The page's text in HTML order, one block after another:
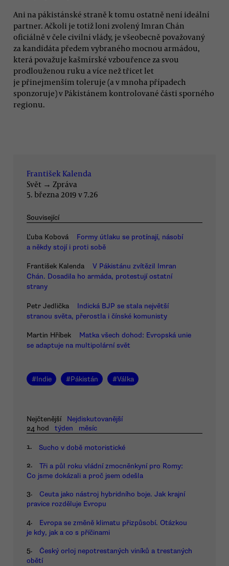
Ani na pákistánské straně k tomu ostatně není ideální
partner. Ačkoli je totiž loni zvolený Imran Chán
oficiálně v čele civilní vlády, je všeobecně považovaný
za kandidáta předem vybraného mocnou armádou,
která považuje kašmírské vzbouřence za svou
prodlouženou ruku a více než třicet let
je přinejmenším toleruje (a v mnoha případech
sponzoruje) v Pákistánem kontrolované části sporného
regionu.
František Kalenda
Svět → Zpráva
5. března 2019 v 7.26
Související
Ľuba Kobová
Formy útlaku se protínají, násobí
a někdy stojí i proti sobě
František Kalenda
V Pákistánu zvítězil Imran
Chán. Dosadila ho armáda, protestují ostatní
strany
Petr Jedlička
Indická BJP se stala největší
stranou světa, přerostla i čínské komunisty
Martin Hříbek
Matka všech dohod: Evropská unie
se adaptuje na multipolární svět
#Indie #Pákistán #Válka
Nejčtenější
Nejdiskutovanější
24 hod
týden měsíc
1. Sucho v době motoristické
2.
Tři a půl roku vládní zmocněnkyní pro Romy:
Co jsme dokázali a proč jsem odešla
3.
Ceuta jako nástroj hybridního boje. Jak krajní
pravice rozděluje Evropu
4.
Evropa se změně klimatu přizpůsobí. Otázkou
je kdy, jak a co s příčinami
5.
Český orloj nepotrestaných viníků a trestaných
obětí